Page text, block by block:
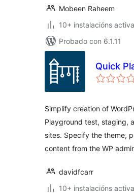
Mobeen Raheem
10+ instalacións
Probado con 6.1.11
Quick
Simplify creation of
Playground test, staging,
sites. Specify the theme,
content from the WP
davidfcarr
10+ instalacións